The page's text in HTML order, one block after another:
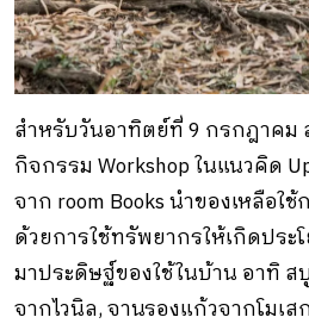
สำหรับวันอาทิตย์ที่ 9 กรกฎาคม
กิจกรรม Workshop ในแนวคิด
จาก room Books นำของเหลือใ
ด้วยการใช้ทรัพยากรให้เกิดประ
มาประดิษฐ์ของใช้ในบ้าน อาทิ ส
จากไวนิล, จานรองแก้วจากโมเส